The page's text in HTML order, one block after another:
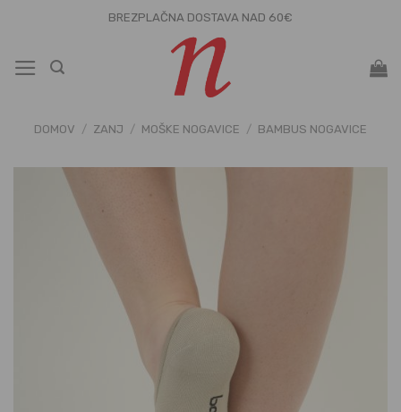
vsebino
BREZPLAČNA DOSTAVA NAD 60€
DOMOV / ZANJ / MOŠKE NOGAVICE / BAMBUS NOGAVICE